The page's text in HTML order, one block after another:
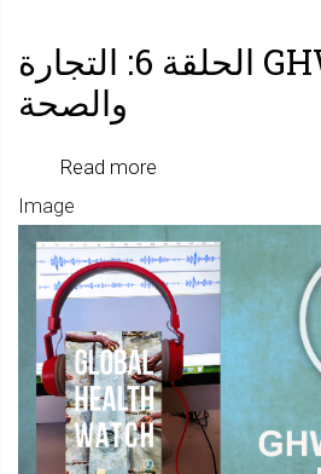
الأولية
بودكاست GHW الحلقة 6: التجارة
والصحة
Read more
GHW
الحلقة
6:
التجارة
Image